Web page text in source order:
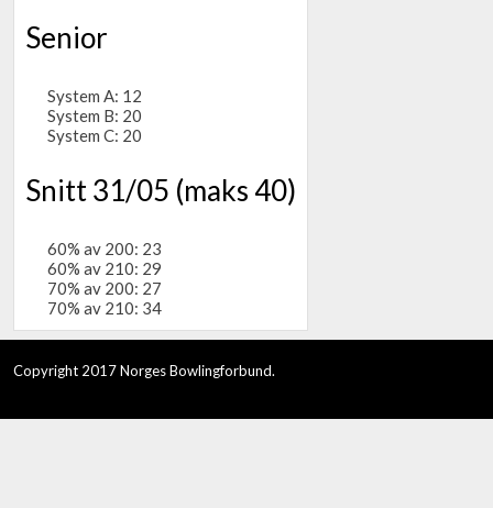
Senior
System A: 12
System B: 20
System C: 20
Snitt 31/05 (maks 40)
60% av 200: 23
60% av 210: 29
70% av 200: 27
70% av 210: 34
Copyright 2017 Norges Bowlingforbund.